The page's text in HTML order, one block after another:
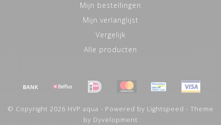
Mijn bestellingen
Mijn verlanglijst
Vergelijk
Alle producten
© Copyright 2026 HVP aqua - Powered by Lightspeed - Theme
by Dyvelopment